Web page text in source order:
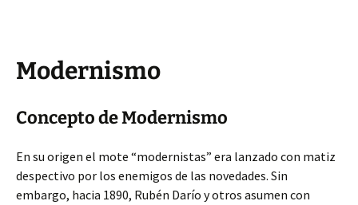
Modernismo
Concepto de Modernismo
En su origen el mote “modernistas” era lanzado con matiz
despectivo por los enemigos de las novedades. Sin
embargo, hacia 1890, Rubén Darío y otros asumen con